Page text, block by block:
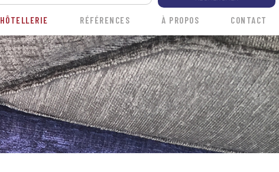
HÔTELLERIE RÉFÉRENCES À PROPOS CONTACT